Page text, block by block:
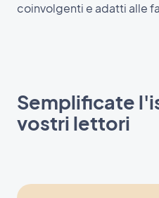
coinvolgenti e adatti alle
Semplificate
vostri lettori